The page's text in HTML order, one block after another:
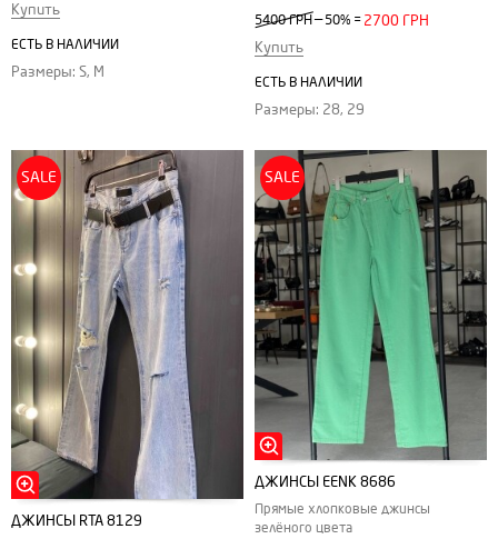
Купить
ЕСТЬ В НАЛИЧИИ
Размеры: S, М
5400 ГРН — 50% = 2700 ГРН
Купить
ЕСТЬ В НАЛИЧИИ
Размеры: 28, 29
SALE
ДЖИНСЫ RTA 8129
SALE
ДЖИНСЫ EENK 8686
Прямые хлопковые джинсы
зелёного цвета